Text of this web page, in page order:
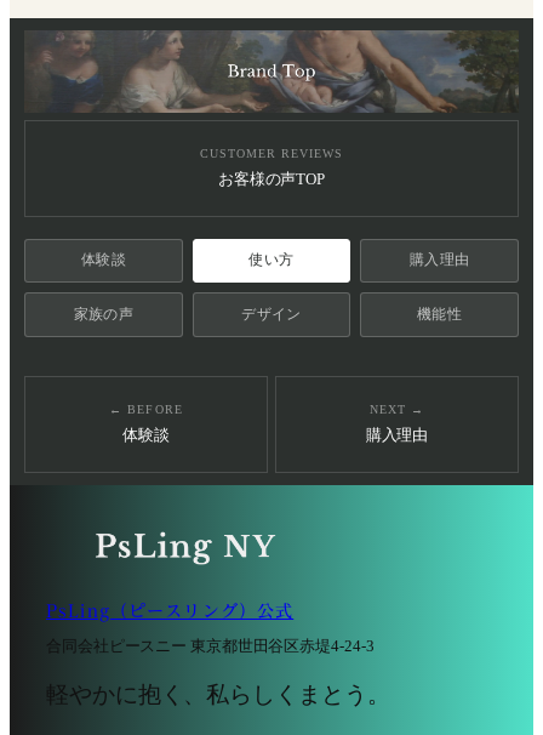
CUSTOMER REVIEWS
お客様の声TOP
体験談 使い方 購入理由
家族の声 デザイン 機能性
← BEFORE
体験談
NEXT →
購入理由
PsLing（ピースリング）公式
合同会社ピースニー 東京都世田谷区赤堤4-24-3
軽やかに抱く、私らしくまとう。